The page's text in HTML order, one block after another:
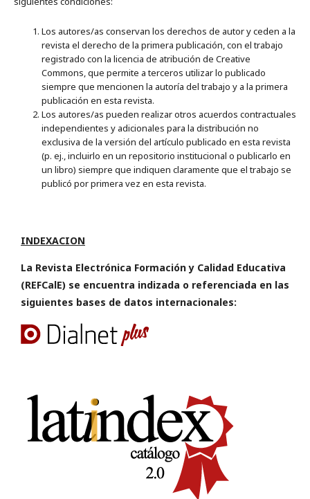
Los autores/as conservan los derechos de autor y ceden a la
revista el derecho de la primera publicación, con el trabajo
registrado con la licencia de atribución de Creative
Commons, que permite a terceros utilizar lo publicado
siempre que mencionen la autoría del trabajo y a la primera
publicación en esta revista.
Los autores/as pueden realizar otros acuerdos contractuales
independientes y adicionales para la distribución no
exclusiva de la versión del artículo publicado en esta revista
(p. ej., incluirlo en un repositorio institucional o publicarlo en
un libro) siempre que indiquen claramente que el trabajo se
publicó por primera vez en esta revista.
INDEXACION
La Revista Electrónica Formación y Calidad Educativa
(REFCalE) se encuentra indizada o referenciada en las
siguientes bases de datos internacionales: